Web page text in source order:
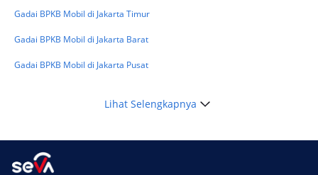
Gadai BPKB Mobil di Jakarta Timur
Gadai BPKB Mobil di Jakarta Barat
Gadai BPKB Mobil di Jakarta Pusat
Lihat Selengkapnya